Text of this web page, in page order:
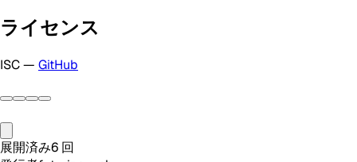
ライセンス
ISC — GitHub
展開済み6 回